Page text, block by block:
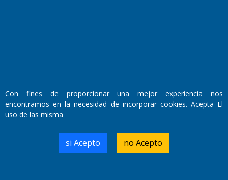
Miembro de ADIRA,ADEPA y CPPAL
Propietario: El Diario SRL
Director Periodístico:
Con fines de proporcionar una mejor experiencia nos
encontramos en la necesidad de incorporar cookies. Acepta El
uso de las misma
si Acepto no Acepto